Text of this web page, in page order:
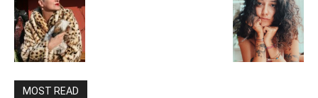
MOST READ